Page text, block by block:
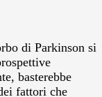
di Parkinson si
basterebbe
fattori che